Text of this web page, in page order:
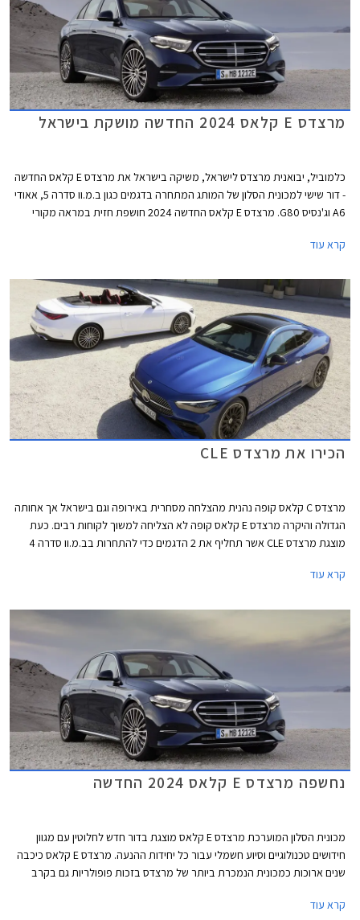
מרצדס E קלאס 2024 החדשה מושקת בישראל
כלמוביל, יבואנית מרצדס לישראל, משיקה בישראל את מרצדס E קלאס החדשה
- דור שישי למכונית הסלון של המותג המתחרה בדגמים כגון ב.מ.וו סדרה 5, אאודי
A6 וג'נסיס G80. מרצדס E קלאס החדשה 2024 חושפת חזית במראה מקורי
עם מסגרת עבה בצבע שחור מבריק, הגולשת אל עבר הפנסים הקדמיים אשר
סורגים קלאסי בגימור כרום. מאחור ניתן לזהות חותמת תאורה ייחודית בצורת
סמל הכוכב של מרצדס.
קרא עוד
הכירו את מרצדס CLE
מרצדס C קלאס קופה נהנית מהצלחה מסחרית באירופה וגם בישראל אך אחותה
הגדולה והיקרה מרצדס E קלאס קופה לא הצליחה למשוך לקוחות רבים. כעת
מוצגת מרצדס CLE אשר תחליף את 2 הדגמים כדי להתחרות בב.מ.וו סדרה 4
ברבעון הראשון של 2024.
קרא עוד
נחשפה מרצדס E קלאס 2024 החדשה
מכונית הסלון המוערכת מרצדס E קלאס מוצגת בדור חדש לחלוטין עם מגוון
חידושים טכנולוגיים וסיוע חשמלי עבור כל יחידות ההנעה. מרצדס E קלאס כיכבה
שנים ארוכות כמכונית הנמכרת ביותר של מרצדס בזכות פופולריות גם בקרב
קרא עוד